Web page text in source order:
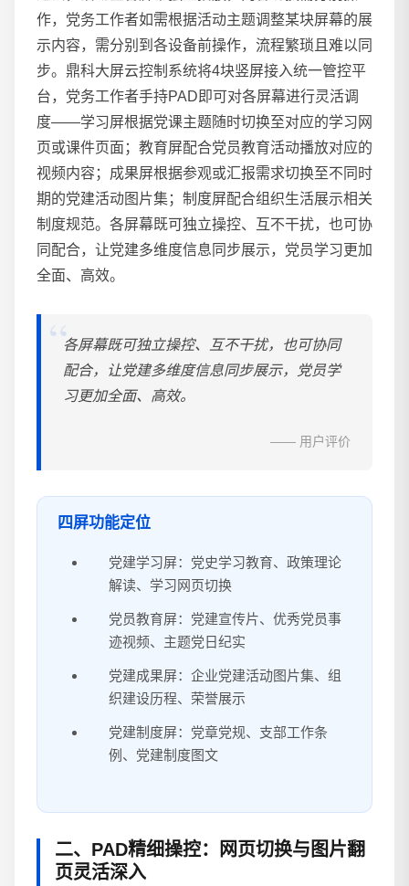
作，党务工作者如需根据活动主题调整某块屏幕的展
示内容，需分别到各设备前操作，流程繁琐且难以同
步。鼎科大屏云控制系统将4块竖屏接入统一管控平
台，党务工作者手持PAD即可对各屏幕进行灵活调
度——学习屏根据党课主题随时切换至对应的学习网
页或课件页面；教育屏配合党员教育活动播放对应的
视频内容；成果屏根据参观或汇报需求切换至不同时
期的党建活动图片集；制度屏配合组织生活展示相关
制度规范。各屏幕既可独立操控、互不干扰，也可协
同配合，让党建多维度信息同步展示，党员学习更加
全面、高效。
各屏幕既可独立操控、互不干扰，也可协同
配合，让党建多维度信息同步展示，党员学
习更加全面、高效。
—— 用户评价
四屏功能定位
党建学习屏：党史学习教育、政策理论
解读、学习网页切换
党员教育屏：党建宣传片、优秀党员事
迹视频、主题党日纪实
党建成果屏：企业党建活动图片集、组
织建设历程、荣誉展示
党建制度屏：党章党规、支部工作条
例、党建制度图文
二、PAD精细操控：网页切换与图片翻
页灵活深入